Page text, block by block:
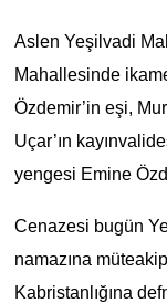
Aslen Yeşilvadi
Mahallesinde
Özdemir’in eşi,
Uçar’ın
yengesi Emine
Cenazesi bugün
namazına
Kabristanlığına